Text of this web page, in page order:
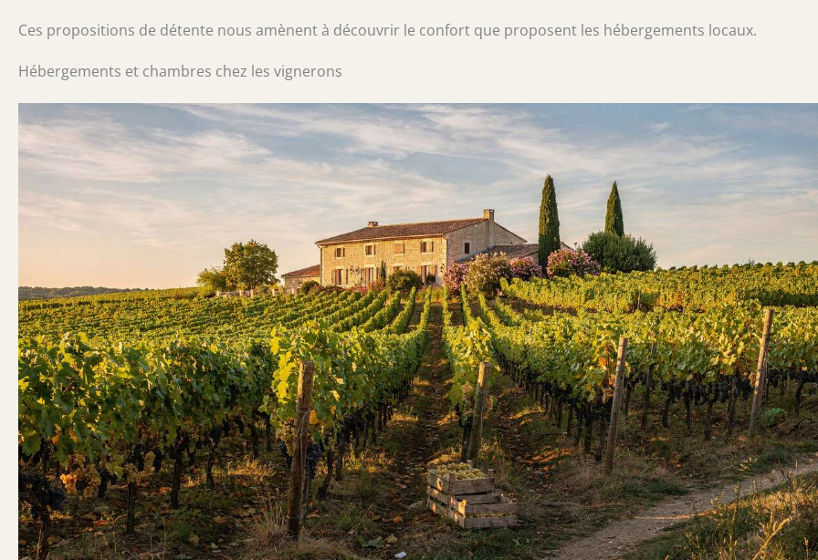
Ces propositions de détente nous amènent à découvrir le confort que proposent les hébergements locaux.
Hébergements et chambres chez les vignerons